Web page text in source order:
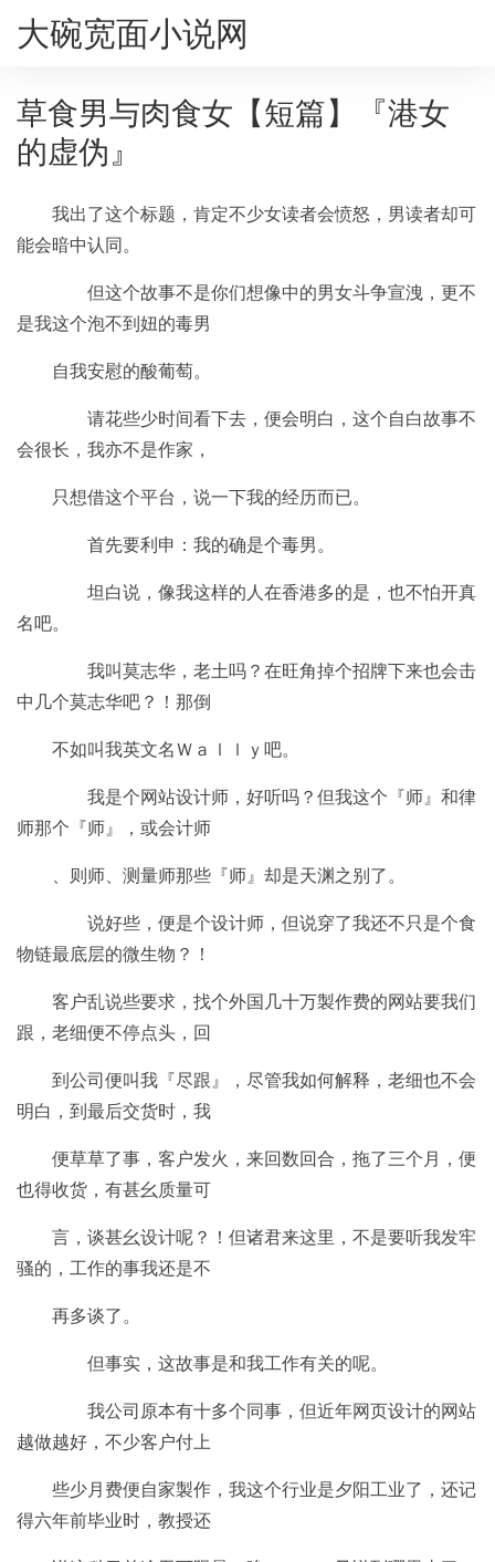
大碗宽面小说网
草食男与肉食女【短篇】『港女
的虚伪』
我出了这个标题，肯定不少女读者会愤怒，男读者却可
能会暗中认同。
但这个故事不是你们想像中的男女斗争宣洩，更不
是我这个泡不到妞的毒男
自我安慰的酸葡萄。
请花些少时间看下去，便会明白，这个自白故事不
会很长，我亦不是作家，
只想借这个平台，说一下我的经历而已。
首先要利申：我的确是个毒男。
坦白说，像我这样的人在香港多的是，也不怕开真
名吧。
我叫莫志华，老土吗？在旺角掉个招牌下来也会击
中几个莫志华吧？！那倒
不如叫我英文名Ｗａｌｌｙ吧。
我是个网站设计师，好听吗？但我这个『师』和律
师那个『师』，或会计师
、则师、测量师那些『师』却是天渊之别了。
说好些，便是个设计师，但说穿了我还不只是个食
物链最底层的微生物？！
客户乱说些要求，找个外国几十万製作费的网站要我们
跟，老细便不停点头，回
到公司便叫我『尽跟』，尽管我如何解释，老细也不会
明白，到最后交货时，我
便草草了事，客户发火，来回数回合，拖了三个月，便
也得收货，有甚幺质量可
言，谈甚幺设计呢？！但诸君来这里，不是要听我发牢
骚的，工作的事我还是不
再多谈了。
但事实，这故事是和我工作有关的呢。
我公司原本有十多个同事，但近年网页设计的网站
越做越好，不少客户付上
些少月费便自家製作，我这个行业是夕阳工业了，还记
得六年前毕业时，教授还